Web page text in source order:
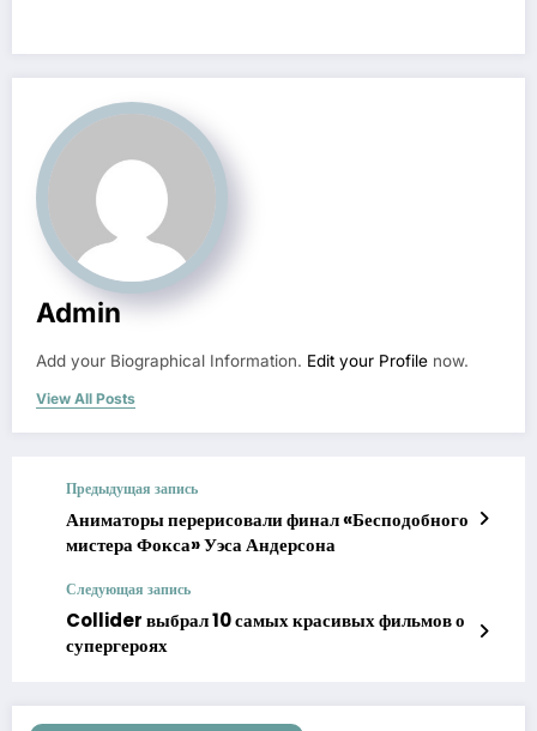
Admin
Add your Biographical Information. Edit your Profile now.
View All Posts
Предыдущая запись
Аниматоры перерисовали финал «Бесподобного
мистера Фокса» Уэса Андерсона
Следующая запись
Collider выбрал 10 самых красивых фильмов о
супергероях